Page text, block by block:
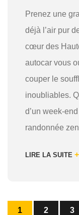
Prenez une
déjà l’air pur
cœur des
autocar vous
couper le
inoubliables.
d’un week-
randonnée
LIRE LA SUITE +
1 2 3